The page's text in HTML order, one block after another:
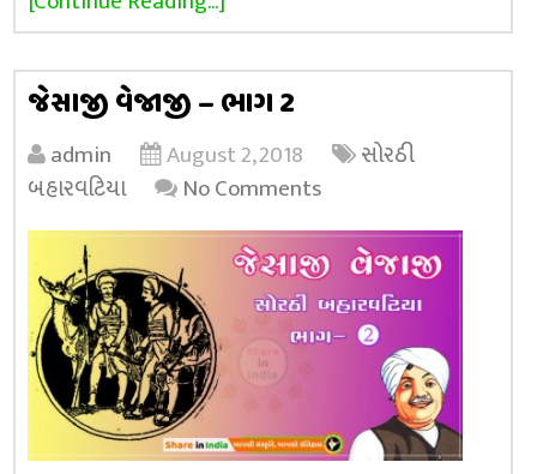
જેસાજી વેજાજી – ભાગ 2
admin August 2, 2018
સોરઠી
બહારવટિયા
No Comments